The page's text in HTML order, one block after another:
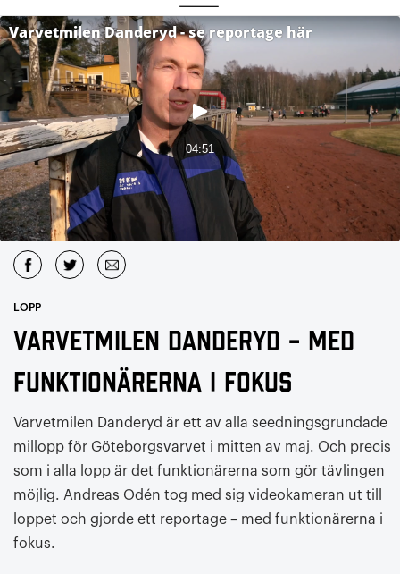
LOPP
Varvetmilen Danderyd – med
funktionärerna i fokus
Varvetmilen Danderyd är ett av alla seedningsgrundade
millopp för Göteborgsvarvet i mitten av maj. Och precis
som i alla lopp är det funktionärerna som gör tävlingen
möjlig. Andreas Odén tog med sig videokameran ut till
loppet och gjorde ett reportage – med funktionärerna i
fokus.